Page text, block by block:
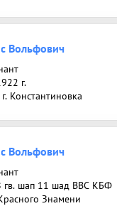
Вольфович
г.
г. Константиновка
Вольфович
гв. шап 11 шад ВВС КБФ
Знамени